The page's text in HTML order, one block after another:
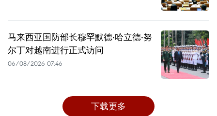
马来西亚国防部长穆罕默德·哈立德·努
尔丁对越南进行正式访问
06/08/2026 07:46
下载更多